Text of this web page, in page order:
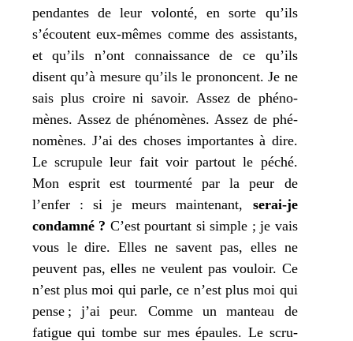
pen­dantes de leur volon­té, en sorte qu’ils
s’écoutent eux-mêmes comme des assis­tants,
et qu’ils n’ont connais­sance de ce qu’ils
disent qu’à mesure qu’ils le pro­noncent.Je ne
sais plus croire ni savoir. Assez de phé­no­
mènes. Assez de phé­no­mènes. Assez de phé­
no­mènes.J’ai des choses impor­tantes à dire.
Le scru­pule leur fait voir par­tout le péché.
Mon esprit est tour­men­té par la peur de
l’enfer : sije meurs main­te­nant, serai-je
condam­né ? C’est pour­tant si simple ;je vais
vous le dire. Elles ne savent pas, elles ne
peuvent pas, elles ne veulent pas vou­loir. Ce
n’est plusmoi qui parle, ce n’est plusmoi qui
pense ;j’ai peur. Comme un man­teau de
fatigue qui tombe sur mesépaules. Le scru­